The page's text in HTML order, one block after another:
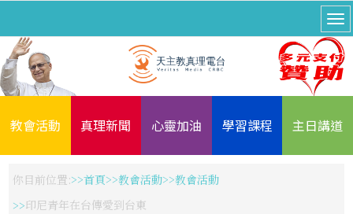
教會活動 真理新聞 心靈加油 學習課程 主日講道
你目前位置: 首頁 教會活動
教會活動
印尼青年在台傳愛到台東